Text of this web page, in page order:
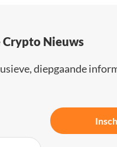
Crypto Nieuws
diepgaande